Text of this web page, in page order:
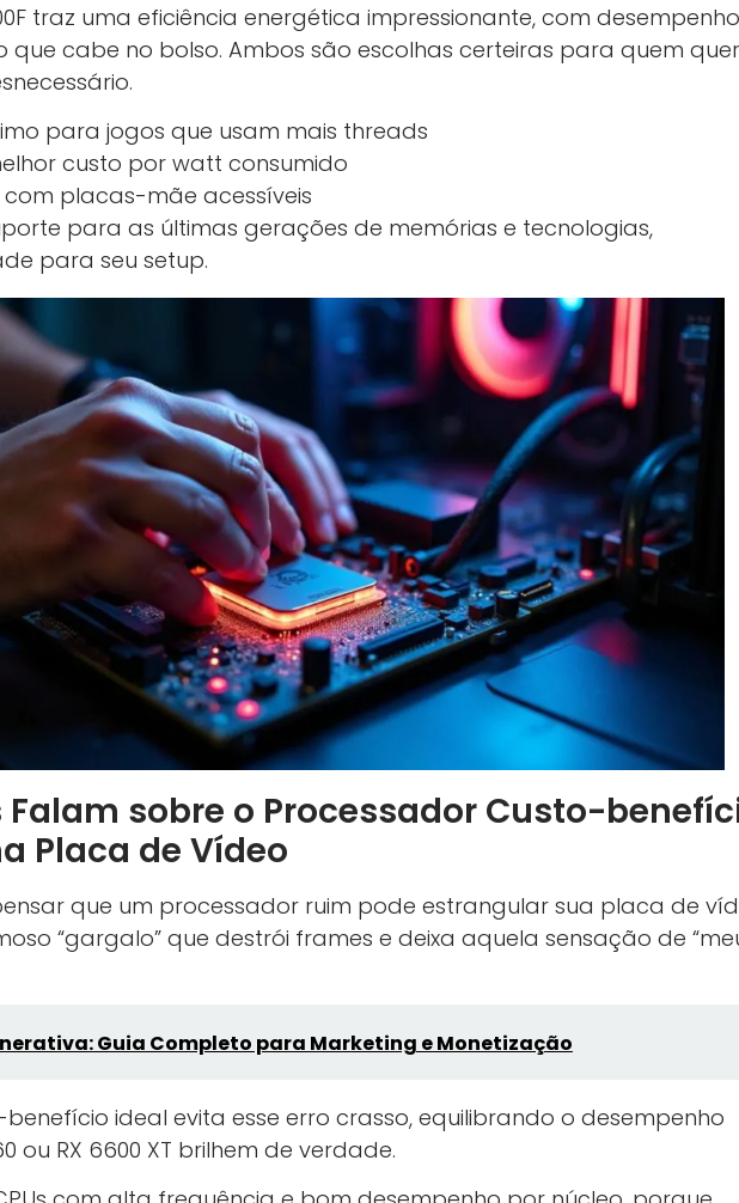
traz uma eficiência energética impressionante, com desempenho
que cabe no bolso. Ambos são escolhas certeiras para quem quer
para jogos que usam mais threads
custo por watt consumido
placas-mãe acessíveis
para as últimas gerações de memórias e tecnologias,
para seu setup.
Falam sobre o Processador Custo-
Placa de Vídeo
que um processador ruim pode estrangular sua placa de
“gargalo” que destrói frames e deixa aquela sensação de
Guia Completo para Marketing e Monetização
ideal evita esse erro crasso, equilibrando o desempenho
ou RX 6600 XT brilhem de verdade.